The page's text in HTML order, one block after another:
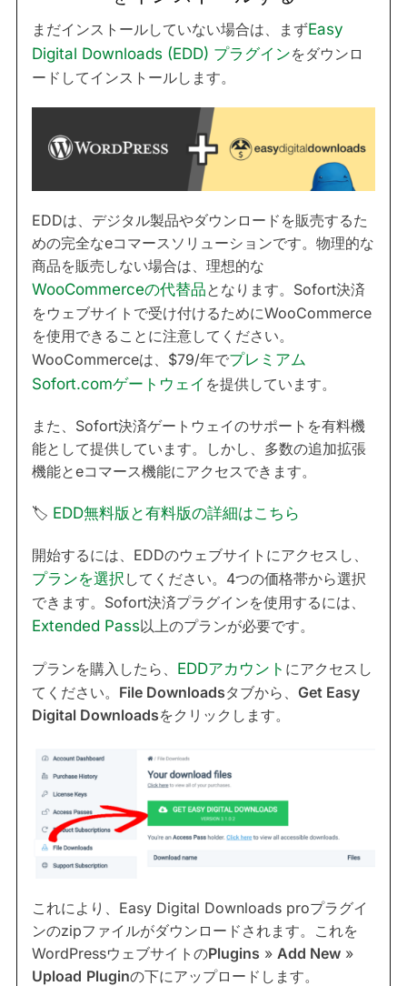
まだインストールしていない場合は、まずEasy
Digital Downloads (EDD) プラグインをダウンロ
ードしてインストールします。
EDDは、デジタル製品やダウンロードを販売するた
めの完全なeコマースソリューションです。物理的な
商品を販売しない場合は、理想的な
WooCommerceの代替品となります。Sofort決済
をウェブサイトで受け付けるためにWooCommerce
を使用できることに注意してください。
WooCommerceは、$79/年でプレミアム
Sofort.comゲートウェイ を提供しています。
また、Sofort決済ゲートウェイのサポートを有料機
能として提供しています。しかし、多数の追加拡張
機能とeコマース機能にアクセスできます。
🏷 EDD無料版と有料版の詳細はこちら
開始するには、EDDのウェブサイトにアクセスし、
プランを選択 してください。4つの価格帯から選択
できます。Sofort決済プラグインを使用するには、
Extended Pass以上のプランが必要です。
プランを購入したら、 EDDアカウント にアクセスし
てください。 File Downloadsタブから、 Get Easy
Digital Downloadsをクリックします。
これにより、Easy Digital Downloads proプラグイ
ンのzipファイルがダウンロードされます。これを
WordPressウェブサイトのPlugins » Add New »
Upload Pluginの下にアップロードします。